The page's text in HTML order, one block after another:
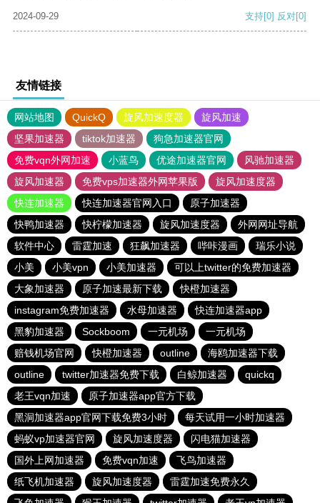
2024-09-29
支持[0] 反对[0]
友情链接
网站地图 QuickQ 旋风加速度器
旋风加速
坚果加速器
tiktok加速器
狗急加速器官网
免费vqn外网加速
小蓝鸟 优途加速器官网
风驰加速器
旋风加速器
免费vps加速器外网苹果版
旋风加速度器
快连加速器
快连加速器官网入口
原子加速器
快鸭加速器
快柠檬加速器 旋风加速度器
外网网址导航
软件中心
雷霆加速 狂飙加速器 哔咔漫画
瑞乐小说
小美
小美vpn 小美加速器
可以上twitter的免费加速器
大象加速器
原子加速最新下载
快橙加速器
instagram免费加速器
水母加速器
快连加速器app
黑豹加速器
Sockboom 一元机场
一元机场
赔钱机场官网
快橙加速器 outline
海鸥加速器下载
outline
twitter加速器免费下载 白鲸加速器
quickq
老王vqn加速
原子加速器app官方下载
黑洞加速器app官网下载免费3小时
每天试用一小时加速器
蚂蚁vp加速器官网
旋风加速度器
闪电猫加速器
国外上网加速器
免费vqn加速
飞鸟加速器
纸飞机加速器
旋风加速度器
雷霆加速免费永久